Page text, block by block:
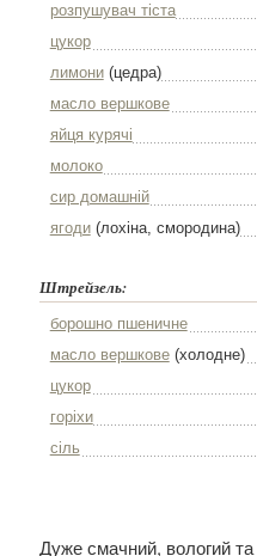
розпушувач тіста
цукор
лимони(цедра)
масло вершкове
яйця курячі
молоко
сир домашній
ягоди(лохіна, смородина)
Штрейзель:
борошно пшеничне
масло вершкове(холодне)
цукор
горіхи
сіль
Дуже смачний, вологий